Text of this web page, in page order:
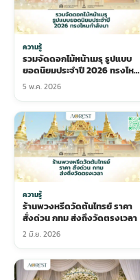
ความรู้
รวมจัดดอกไม้หน้าเมรุ รูปแบบ
ยอดนิยมประจำปี 2026 ทรงไหน
กำลังมา
5 พ.ค. 2026
ความรู้
ร้านพวงหรีดวัดต้นไทรย์ ราคา
สั่งด่วน กทม ส่งถึงวัดตรงเวลา
2 มิ.ย. 2026